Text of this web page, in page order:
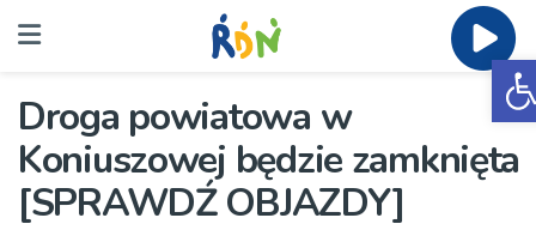
Droga powiatowa w
Koniuszowej będzie zamknięta
[SPRAWDŹ OBJAZDY]